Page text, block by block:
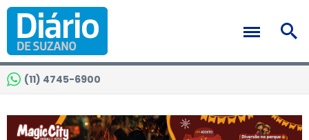
(11) 4745-6900